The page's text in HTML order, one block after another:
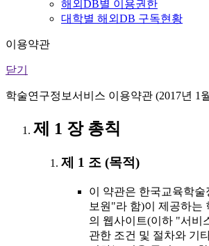
해외DB별 이용권한
대학별 해외DB 구독현황
이용약관
닫기
학술연구정보서비스 이용약관 (2017년 1
제 1 장 총칙
제 1 조 (목적)
이 약관은 한국교육학
보원"라 함)이 제공하는
의 웹사이트(이하 "서비
관한 조건 및 절차와 기